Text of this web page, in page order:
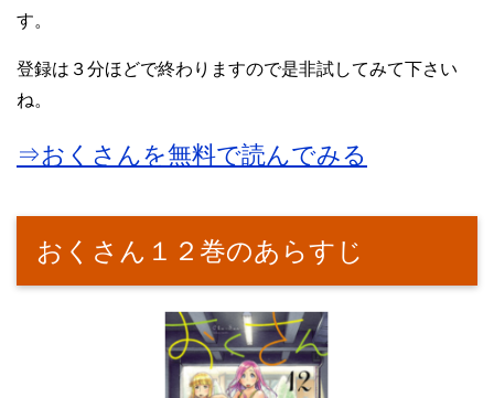
す。
登録は３分ほどで終わりますので是非試してみて下さい
ね。
⇒おくさんを無料で読んでみる
おくさん１２巻のあらすじ